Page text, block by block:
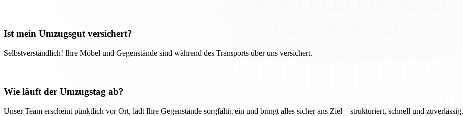
Ist mein Umzugsgut versichert?
Selbstverständlich! Ihre Möbel und Gegenstände sind während des Transports über uns versichert.
Wie läuft der Umzugstag ab?
Unser Team erscheint pünktlich vor Ort, lädt Ihre Gegenstände sorgfältig ein und bringt alles sicher ans Ziel – strukturiert, schnell und zuverlässig.